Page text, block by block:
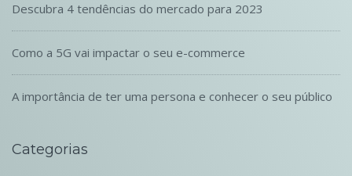
Descubra 4 tendências do mercado para 2023
Como a 5G vai impactar o seu e-commerce
A importância de ter uma persona e conhecer o seu público
Categorias